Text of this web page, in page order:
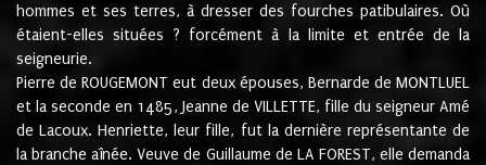
hommes et ses terres, à dresser des fourches patibulaires. Où
étaient-elles situées ? forcément à la limite et entrée de la
seigneurie.
Pierre de ROUGEMONT eut deux épouses, Bernarde de MONTLUEL
et la seconde en 1485, Jeanne de VILLETTE, fille du seigneur Amé
de Lacoux. Henriette, leur fille, fut la dernière représentante de
la branche aînée. Veuve de Guillaume de LA FOREST, elle demanda